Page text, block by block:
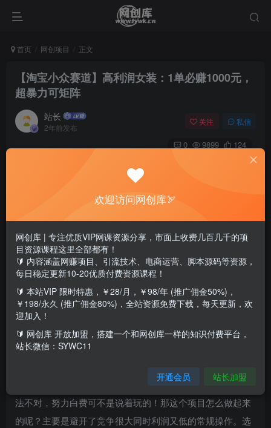
首页 网创项目 正文
【淘宝小众赛道】高利润女装：1单必赚1000元，
超暴力可矩阵
站长
2年前发布
关注 私信
0 9899 124
【淘宝小众赛道】高利润女装： 1单必赚1000元，超暴力可
矩阵新的一年，我觉得最大的机会是高客单价女装。首先选
款和店铺名字先改成什么轻奢定制，然后挑一些看起来比较
两千的感觉！想要做好淘宝，前期一定要找对方法！——方
法不对，努力白费可不是说着玩的！那这个项目怎么做起来
的呢？主要是避开了竞争很大同时利润又低的常规操作。选
欢迎访问网创库🏹
网创库 | 专注优质VIP网课资源分享，市面上收费几百几千的项
目资源课程这里全部都有！
🔰 内容涵盖网赚项目、引流技术、电商运营、脚本源码等资源，
每日稳定更新10-20优质付费资源课程！
🔰 本站VIP 限时特惠，￥28/月，￥98/年 (推广佣金50%)，
￥198/永久 (推广佣金80%)，全站资源免费下载，每天更新，欢
迎加入！
🔰 网创库 开放加盟，搭建一个和网创库一样的知识付费平台，
站长微信：SYWC11
开通会员 站长加盟